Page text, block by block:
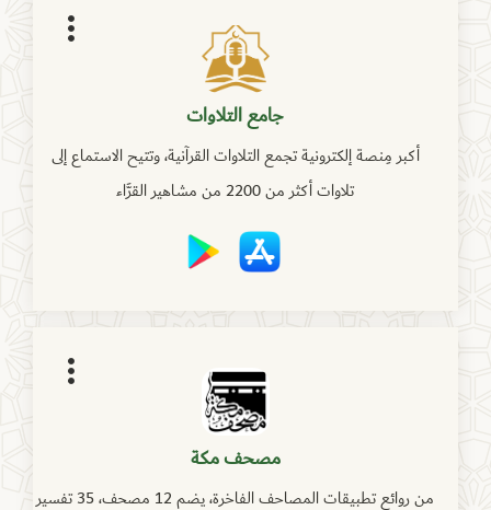
جامع التلاوات
أكبر مِنصة إلكترونية تجمع التلاوات القرآنية، وتتيح الاستماع إلى
تلاوات أكثر من 2200 من مشاهير القرَّاء
مصحف مكة
من روائع تطبيقات المصاحف الفاخرة، يضم 12 مصحف، 35 تفسير